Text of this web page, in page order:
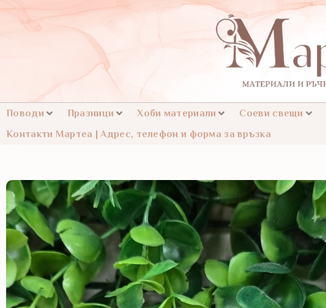
Поводи Празници Хоби материали Соеви свещи
Контакти Мартеа | Адрес, телефон и форма за връзка